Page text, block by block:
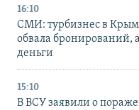
16:10
СМИ: турбизнес в
обвала бронирований,
деньги
15:10
В ВСУ заявили о